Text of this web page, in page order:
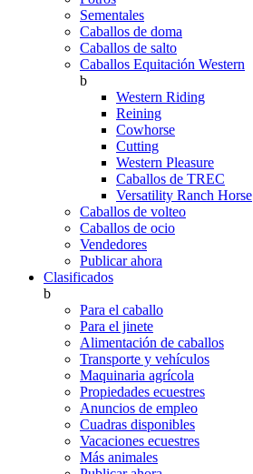
Sementales
Caballos de doma
Caballos de salto
Caballos Equitación Western
b
Western Riding
Reining
Cowhorse
Cutting
Western Pleasure
Caballos de TREC
Versatility Ranch Horse
Caballos de volteo
Caballos de ocio
Vendedores
Publicar ahora
Clasificados
b
Para el caballo
Para el jinete
Alimentación de caballos
Transporte y vehículos
Maquinaria agrícola
Propiedades ecuestres
Anuncios de empleo
Cuadras disponibles
Vacaciones ecuestres
Más animales